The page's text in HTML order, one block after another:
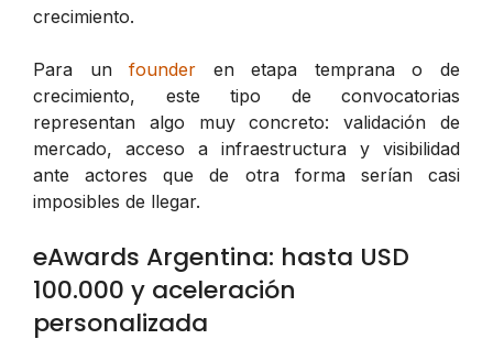
crecimiento.
Para unfounder en etapa temprana o de
crecimiento, este tipo de convocatorias
representan algo muy concreto: validación de
mercado, acceso a infraestructura y visibilidad
ante actores que de otra forma serían casi
imposibles de llegar.
eAwards Argentina: hasta USD
100.000 y aceleración
personalizada